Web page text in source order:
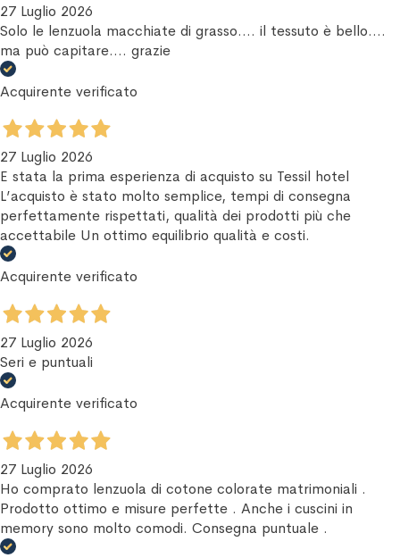
27 Luglio 2026
Solo le lenzuola macchiate di grasso.... il tessuto è bello....
ma può capitare.... grazie
Acquirente verificato
27 Luglio 2026
E stata la prima esperienza di acquisto su Tessil hotel
L’acquisto è stato molto semplice, tempi di consegna
perfettamente rispettati, qualità dei prodotti più che
accettabile Un ottimo equilibrio qualità e costi.
Acquirente verificato
27 Luglio 2026
Seri e puntuali
Acquirente verificato
27 Luglio 2026
Ho comprato lenzuola di cotone colorate matrimoniali .
Prodotto ottimo e misure perfette . Anche i cuscini in
memory sono molto comodi. Consegna puntuale .